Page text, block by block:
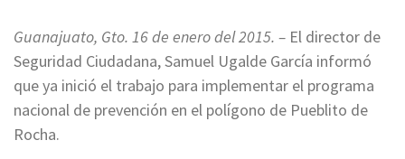
Guanajuato, Gto. 16 de enero del 2015. – El director de
Seguridad Ciudadana, Samuel Ugalde García informó
que ya inició el trabajo para implementar el programa
nacional de prevención en el polígono de Pueblito de
Rocha.